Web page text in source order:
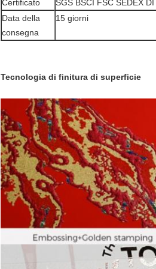
Certificato
SGS BSCI FSC SEDEX
Data della
consegna
15 giorni
Tecnologia di finitura di superficie